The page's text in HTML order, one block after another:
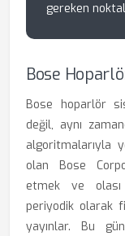
gereken
Bose
Bose hoparlör
değil, aynı
algoritmalarıyla
olan Bose
etmek ve olası
periyodik olarak
yayınlar. Bu